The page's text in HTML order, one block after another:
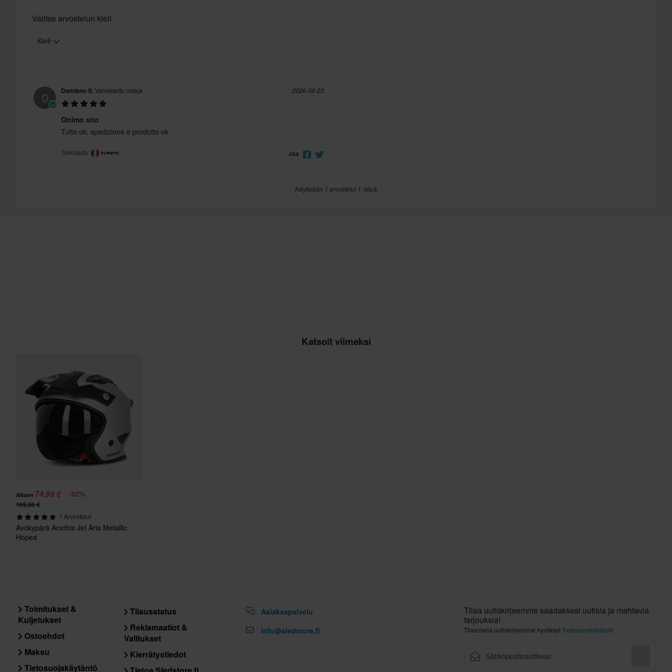
Valitse arvostelun kieli
Kieli
D Damiano S.Vahvistettu ostaja 2026-06-23
Ottimo sito
Tutto ok, spedizione e prodotto ok
Tarkistettu Jaa
Näytetään 1 arvostelut 1 :sta/ä
Katsoit viimeksi
Alkaen 74,99 € -32%
109,96 €
1 Arvostelut
Avokypärä Acerbis Jet Aria Metallic
Hopea
Toimitukset &
Kuljetukset
Ostoehdot
Maksu
Tietosuojakäytäntö
Tilausstatus
Reklamaatiot &
Valitukset
Kierrätystiedot
Asiakaspalvelu
info@sledstore.fi
Tilaa uutiskirjeemme saadaksesi uutisia ja mahtavia
tarjouksia!
Tilaamalla uutiskirjeemme hyväksytTietosuojakäytäntö